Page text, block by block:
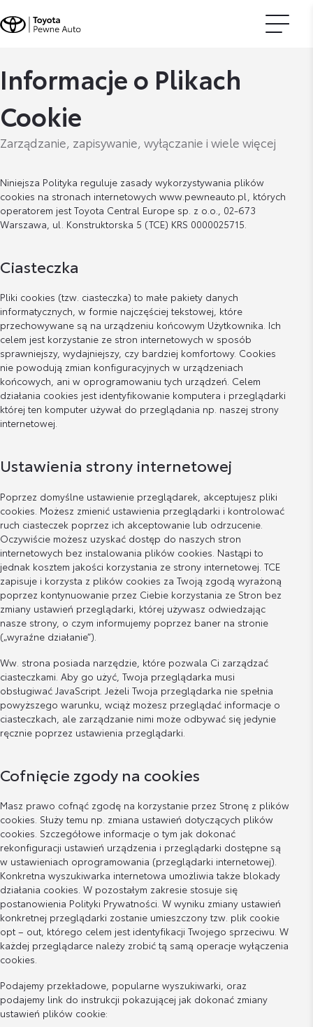
Informacje o Plikach
Cookie
Zarządzanie, zapisywanie, wyłączanie i wiele więcej
Niniejsza Polityka reguluje zasady wykorzystywania plików
cookies na stronach internetowych www.pewneauto.pl, których
operatorem jest Toyota Central Europe sp. z o.o., 02-673
Warszawa, ul. Konstruktorska 5 (TCE) KRS 0000025715.
Ciasteczka
Pliki cookies (tzw. ciasteczka) to małe pakiety danych
informatycznych, w formie najczęściej tekstowej, które
przechowywane są na urządzeniu końcowym Użytkownika. Ich
celem jest korzystanie ze stron internetowych w sposób
sprawniejszy, wydajniejszy, czy bardziej komfortowy. Cookies
nie powodują zmian konfiguracyjnych w urządzeniach
końcowych, ani w oprogramowaniu tych urządzeń. Celem
działania cookies jest identyfikowanie komputera i przeglądarki
której ten komputer używał do przeglądania np. naszej strony
internetowej.
Ustawienia strony internetowej
Poprzez domyślne ustawienie przeglądarek, akceptujesz pliki
cookies. Możesz zmienić ustawienia przeglądarki i kontrolować
ruch ciasteczek poprzez ich akceptowanie lub odrzucenie.
Oczywiście możesz uzyskać dostęp do naszych stron
internetowych bez instalowania plików cookies. Nastąpi to
jednak kosztem jakości korzystania ze strony internetowej. TCE
zapisuje i korzysta z plików cookies za Twoją zgodą wyrażoną
poprzez kontynuowanie przez Ciebie korzystania ze Stron bez
zmiany ustawień przeglądarki, której używasz odwiedzając
nasze strony, o czym informujemy poprzez baner na stronie
(„wyraźne działanie”).
Ww. strona posiada narzędzie, które pozwala Ci zarządzać
ciasteczkami. Aby go użyć, Twoja przeglądarka musi
obsługiwać JavaScript. Jeżeli Twoja przeglądarka nie spełnia
powyższego warunku, wciąż możesz przeglądać informacje o
ciasteczkach, ale zarządzanie nimi może odbywać się jedynie
ręcznie poprzez ustawienia przeglądarki.
Cofnięcie zgody na cookies
Masz prawo cofnąć zgodę na korzystanie przez Stronę z plików
cookies. Służy temu np. zmiana ustawień dotyczących plików
cookies. Szczegółowe informacje o tym jak dokonać
rekonfiguracji ustawień urządzenia i przeglądarki dostępne są
w ustawieniach oprogramowania (przeglądarki internetowej).
Konkretna wyszukiwarka internetowa umożliwia także blokady
działania cookies. W pozostałym zakresie stosuje się
postanowienia Polityki Prywatności. W wyniku zmiany ustawień
konkretnej przeglądarki zostanie umieszczony tzw. plik cookie
opt – out, którego celem jest identyfikacji Twojego sprzeciwu. W
każdej przeglądarce należy zrobić tą samą operacje wyłączenia
cookies.
Podajemy przekładowe, popularne wyszukiwarki, oraz
podajemy link do instrukcji pokazującej jak dokonać zmiany
ustawień plików cookie: